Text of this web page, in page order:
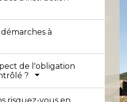
à
de l'obligation
?